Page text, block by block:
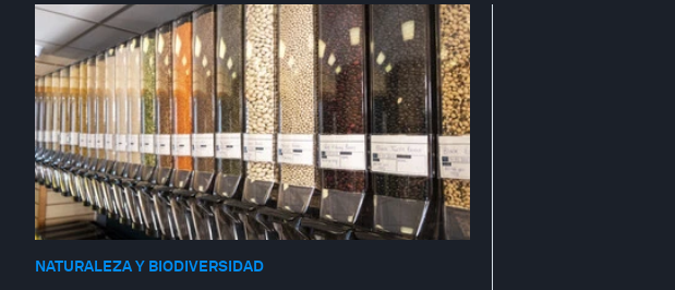
NATURALEZA Y BIODIVERSIDAD